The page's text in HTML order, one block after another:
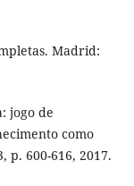
Madrid:
jogo de
como
p. 600-616, 2017.